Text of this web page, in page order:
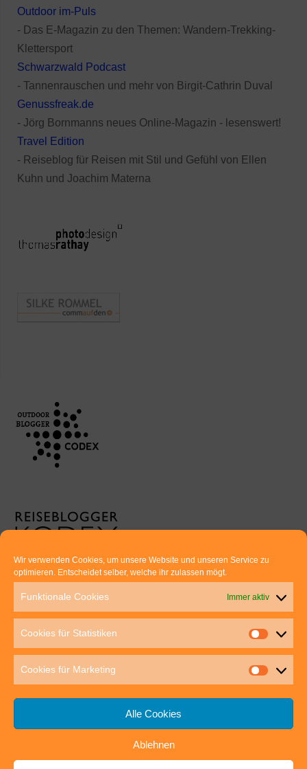
Wir verwenden Cookies, um unsere Website und unseren Service zu
optimieren. Entscheidet selber, welche ihr zulassen mögt.
Funktionale Cookies Immer aktiv
Cookies für Statistiken
Cookies für Marketing
Alle Cookies
Ablehnen
Outdoor im-Puls
- Das E-Magazin zu den Themen: Wandern-Trekking-
Klettersport
Schwarzwald Podcast
- Tannenrauschen und mehr von Birgit-Cathrin Duval
Genussfreak.de
- Jörg Bornmanns neues Online-Magazin - lesenswert!
Travel Edition
- Reiseblog für Reisen mit Stil und Gefühl von Ellen
Kuhn und Joachim Materna
Euer direkter Draht zu uns:
Thomas Rathay und Silke Rommel
70563 Stuttgart
post@outdoor-hochgenuss.de
IMPRESSUM DATENSCHUTZ